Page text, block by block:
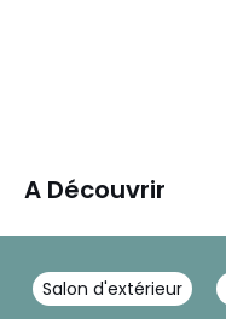
A Découvrir
Salon d'extérieur